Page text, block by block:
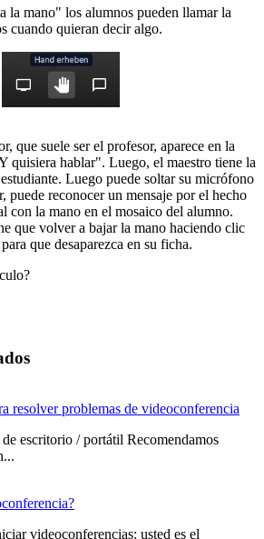
la mano" los alumnos pueden llamar la
cuando quieran decir algo.
que suele ser el profesor, aparece en la
quisiera hablar". Luego, el maestro tiene la
Luego puede soltar su micrófono
puede reconocer un mensaje por el hecho
con la mano en el mosaico del alumno.
que volver a bajar la mano haciendo clic
que desaparezca en su ficha.
resolver problemas de videoconferencia
escritorio / portátil Recomendamos
videoconferencias: usted es el